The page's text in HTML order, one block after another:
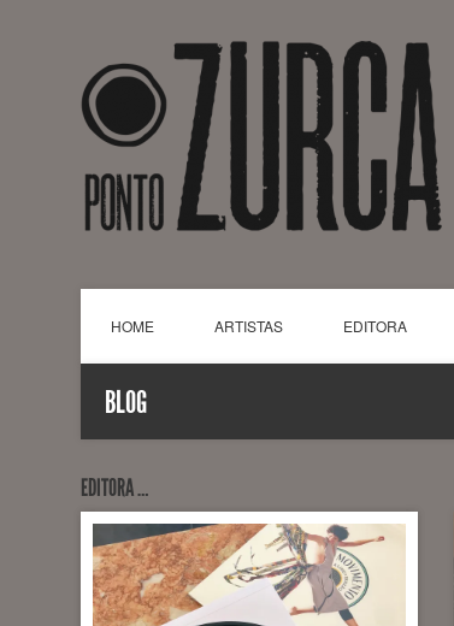
HOME ARTISTAS EDITORA
BLOG
EDITORA …